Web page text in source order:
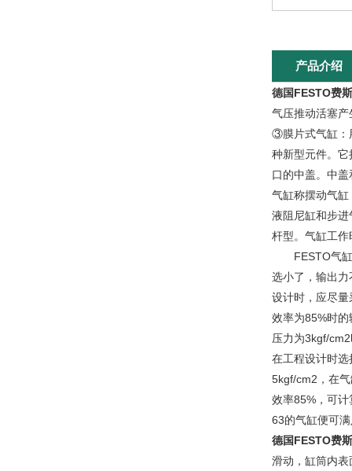
产品介绍
德国FESTO费
气压推动活塞
③膜片式气缸：
种新型元件。
口的中盖。中
气缸称摆动气
液阻尼缸和步
杆型。气缸工
FESTO气缸
选小了，输出
设计时，应尽
效率为85%时
压力为3kgf/
在工程设计时
5kgf/cm2，在
效率85%，可
63的气缸便可
德国FESTO费
滑动，缸筒内